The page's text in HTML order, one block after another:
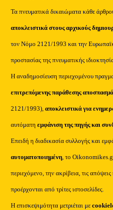
Τα πνευματικά δικαιώματα κάθε
αποκλειστικά στους αρχικούς
τον Νόμο 2121/1993 και την
προστασίας της πνευματικής
Η αναδημοσίευση περιεχομένου
επιτρεπόμενης παράθεσης
2121/1993), αποκλειστικά για
αυτόματηεμφάνιση της πηγής και
Επειδή η διαδικασία συλλογής και
αυτοματοποιημένη, το
περιεχόμενο, την ακρίβεια, τις
προέρχονται από τρίτες ιστοσελίδες.
Η επισκεψιμότητα μετριέται με